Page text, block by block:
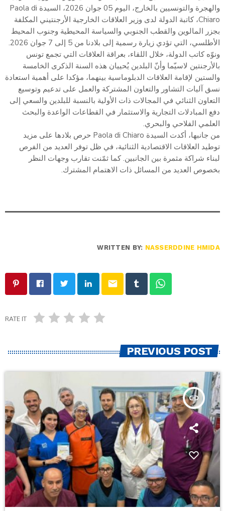
والهجرة والتونسيين بالخارج، اليوم 05 جوان 2026، السيدة Paola di
Chiaro، كاتبة الدولة لدى وزير العلاقات الخارجية الأرجنتيني المكلفة
بجزر المالوين والقطب الجنوبي والسياسة المحيطية وجنوب المحيط
الأطلسي، التي تؤدي زيارة رسمية إلى بلادنا من 5 إلى 7 جوان 2026.
ونوّه كاتب الدولة، خلال اللقاء، بعراقة العلاقات التي تجمع تونس
بالأرجنتين لاسيّما وأنّ البلدين يُحييان هذه السنة الذكرى الخامسة
والستين لإقامة العلاقات الدبلوماسية بينهما، مؤكدا على أهمية استعادة
نسق آليات التشاور والتعاون المشتركة والعمل على تدعيم وتوسيع
التعاون الثنائي في المجالات ذات الأولية بالنسبة للبلدين والسعي إلى
دفع المبادلات التجارية والاستثمار في القطاعات الواعدة والبحث
العلمي الفلاحي والبحري.
من جانبها، أكدت السيدة Paola di Chiaro حرص بلادها على مزيد
توطيد العلاقات الاقتصادية الثنائية، في ظل توفر العديد من الفرص
لبناء شراكة مثمرة بين الجانبين. كما ثمّنت تقارب وجهات النظر
بخصوص العديد من المسائل ذات الاهتمام المشترك.
WRITTEN BY: NASSERDDINE HMIDA
email
RATE IT
PREVIOUS POST
insert_link